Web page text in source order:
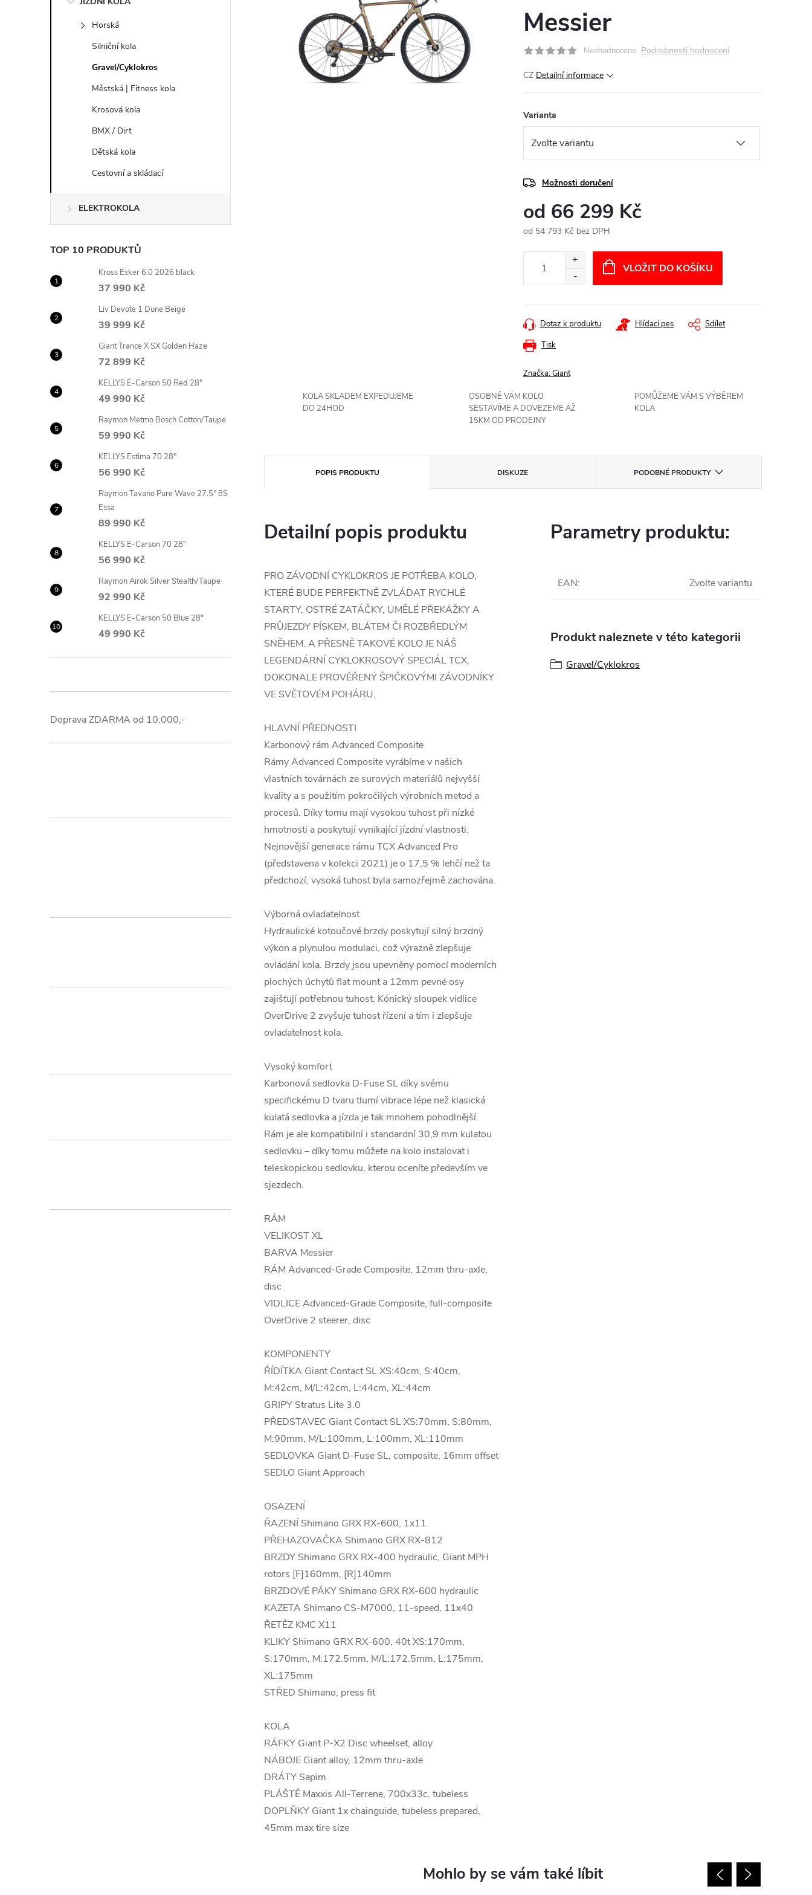
í
p
a
n
e
l
Horská
Silniční kola
Gravel/Cyklokros
Městská | Fitness kola
Krosová kola
BMX / Dirt
Dětská kola
Cestovní a skládací
ELEKTROKOLA
TOP 10 PRODUKTŮ
Kross Esker 6.0 2026 black
37 990 Kč
Liv Devote 1 Dune Beige
39 999 Kč
Giant Trance X SX Golden Haze
72 899 Kč
KELLYS E-Carson 50 Red 28"
49 990 Kč
Raymon Metmo Bosch Cotton/Taupe
59 990 Kč
KELLYS Estima 70 28"
56 990 Kč
Raymon Tavano Pure Wave 27.5" 8S
Essa
89 990 Kč
KELLYS E-Carson 70 28"
56 990 Kč
Raymon Airok Silver Stealth/Taupe
92 990 Kč
KELLYS E-Carson 50 Blue 28"
49 990 Kč
Doprava ZDARMA od 10.000,-
Messier
Neohodnoceno Podrobnosti hodnocení
CZ Detailní informace
Varianta
Možnosti doručení
od 66 299 Kč
od 54 793 Kč bez DPH
VLOŽIT DO KOŠÍKU
Tisk
Dotaz k produktu Hlídací pes Sdílet
Značka:Giant
KOLA SKLADEM EXPEDUJEME
DO 24HOD
OSOBNĚ VÁM KOLO
SESTAVÍME A DOVEZEME AŽ
15KM OD PRODEJNY
POMŮŽEME VÁM S VÝBĚREM
KOLA
POPIS PRODUKTU DISKUZE PODOBNÉ PRODUKTY
Detailní popis produktu
PRO ZÁVODNÍ CYKLOKROS JE POTŘEBA KOLO,
KTERÉ BUDE PERFEKTNĚ ZVLÁDAT RYCHLÉ
STARTY, OSTRÉ ZATÁČKY, UMĚLÉ PŘEKÁŽKY A
PRŮJEZDY PÍSKEM, BLÁTEM ČI ROZBŘEDLÝM
SNĚHEM. A PŘESNĚ TAKOVÉ KOLO JE NÁŠ
LEGENDÁRNÍ CYKLOKROSOVÝ SPECIÁL TCX,
DOKONALE PROVĚŘENÝ ŠPIČKOVÝMI ZÁVODNÍKY
VE SVĚTOVÉM POHÁRU.
HLAVNÍ PŘEDNOSTI
Karbonový rám Advanced Composite
Rámy Advanced Composite vyrábíme v našich
vlastních továrnách ze surových materiálů nejvyšší
kvality a s použitím pokročilých výrobních metod a
procesů. Díky tomu mají vysokou tuhost při nízké
hmotnosti a poskytují vynikající jízdní vlastnosti.
Nejnovější generace rámu TCX Advanced Pro
(představena v kolekci 2021) je o 17,5 % lehčí než ta
předchozí, vysoká tuhost byla samozřejmě zachována.
Výborná ovladatelnost
Hydraulické kotoučové brzdy poskytují silný brzdný
výkon a plynulou modulaci, což výrazně zlepšuje
ovládání kola. Brzdy jsou upevněny pomocí moderních
plochých úchytů flat mount a 12mm pevné osy
zajišťují potřebnou tuhost. Kónický sloupek vidlice
OverDrive 2 zvyšuje tuhost řízení a tím i zlepšuje
ovladatelnost kola.
Vysoký komfort
Karbonová sedlovka D-Fuse SL díky svému
specifickému D tvaru tlumí vibrace lépe než klasická
kulatá sedlovka a jízda je tak mnohem pohodlnější.
Rám je ale kompatibilní i standardní 30,9 mm kulatou
sedlovku – díky tomu můžete na kolo instalovat i
teleskopickou sedlovku, kterou oceníte především ve
sjezdech.
RÁM
VELIKOST XL
BARVA Messier
RÁM Advanced-Grade Composite, 12mm thru-axle,
disc
VIDLICE Advanced-Grade Composite, full-composite
OverDrive 2 steerer, disc
KOMPONENTY
ŘÍDÍTKA Giant Contact SL XS:40cm, S:40cm,
M:42cm, M/L:42cm, L:44cm, XL:44cm
GRIPY Stratus Lite 3.0
PŘEDSTAVEC Giant Contact SL XS:70mm, S:80mm,
M:90mm, M/L:100mm, L:100mm, XL:110mm
SEDLOVKA Giant D-Fuse SL, composite, 16mm offset
SEDLO Giant Approach
OSAZENÍ
ŘAZENÍ Shimano GRX RX-600, 1x11
PŘEHAZOVAČKA Shimano GRX RX-812
BRZDY Shimano GRX RX-400 hydraulic, Giant MPH
rotors [F]160mm, [R]140mm
BRZDOVÉ PÁKY Shimano GRX RX-600 hydraulic
KAZETA Shimano CS-M7000, 11-speed, 11x40
ŘETĚZ KMC X11
KLIKY Shimano GRX RX-600, 40t XS:170mm,
S:170mm, M:172.5mm, M/L:172.5mm, L:175mm,
XL:175mm
STŘED Shimano, press fit
KOLA
RÁFKY Giant P-X2 Disc wheelset, alloy
NÁBOJE Giant alloy, 12mm thru-axle
DRÁTY Sapim
PLÁŠTĚ Maxxis All-Terrene, 700x33c, tubeless
DOPLŇKY Giant 1x chainguide, tubeless prepared,
45mm max tire size
Parametry produktu:
EAN: Zvolte variantu
Produkt naleznete v této kategorii
Gravel/Cyklokros